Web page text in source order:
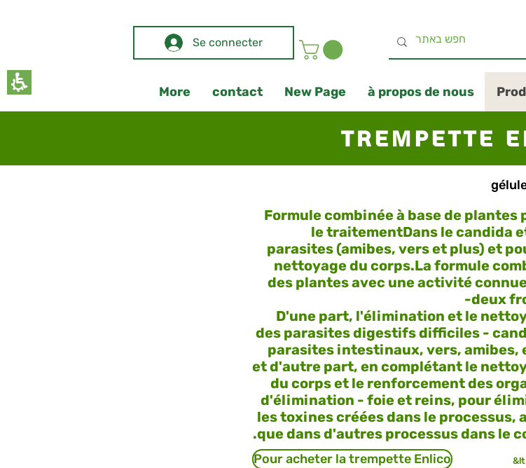
page,
click
to
Se connecter
à propos de nous
New Page
contact
More
Trempette
Pour acheter la trempette Enlico
Formule combinée à base de plantes
le traitementDans le candida
parasites (amibes, vers et plus) et
nettoyage du corps.La formule
des plantes avec une activité
deux
D'une part, l'élimination et le
des parasites digestifs difficiles -
parasites intestinaux, vers, amibes,
et d'autre part, en complétant le
du corps et le renforcement des
d'élimination - foie et reins, pour
les toxines créées dans le processus,
que dans d'autres processus dans le